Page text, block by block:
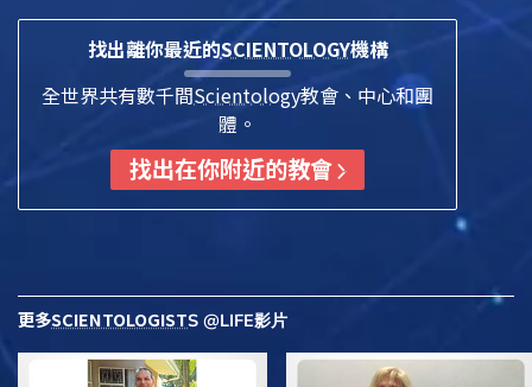
找出離你最近的SCIENTOLOGY機構
全世界共有數千間Scientology教會、中心和團
體。
找出在你附近的教會
更多SCIENTOLOGISTS @LIFE影片